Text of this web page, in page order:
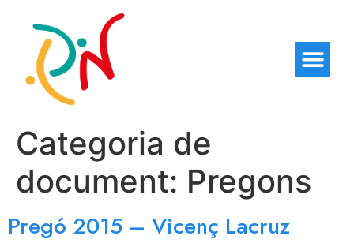
Categoria de
document: Pregons
Pregó 2015 – Vicenç Lacruz